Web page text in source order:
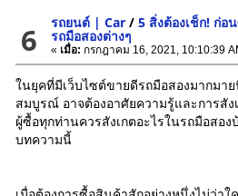
6 รถยนต์ | Car /5 สิ่งต้องเช็ก! ก่อ
รถมือสองต่างๆ
« เมื่อ: กรกฎาคม 16, 2021, 10:10:39
ในยุคที่มีเว็บไซต์ขายดีรถมือสองมากมา
สมบูรณ์ อาจต้องอาศัยความรู้และการสัง
ผู้ซื้อทุกท่านควรสังเกตอะไรในรถมือสอง
บทความนี้